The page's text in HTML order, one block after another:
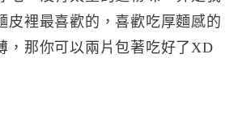
皮裡最喜歡的，喜歡吃厚麵感的
，那你可以兩片包著吃好了XD